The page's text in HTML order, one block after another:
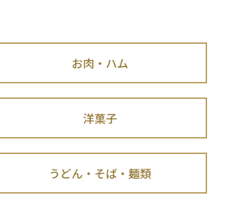
お肉・ハム
洋菓子
うどん・そば・麺類